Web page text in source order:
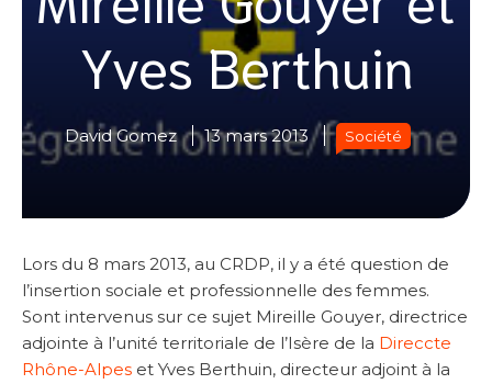
Yves Berthuin
David Gomez 13 mars 2013 Société
Lors du 8 mars 2013, au CRDP, il y a été question de
l’insertion sociale et professionnelle des femmes.
Sont intervenus sur ce sujet Mireille Gouyer, directrice
adjointe à l’unité territoriale de l’Isère de la Direccte
Rhône-Alpes et Yves Berthuin, directeur adjoint à la